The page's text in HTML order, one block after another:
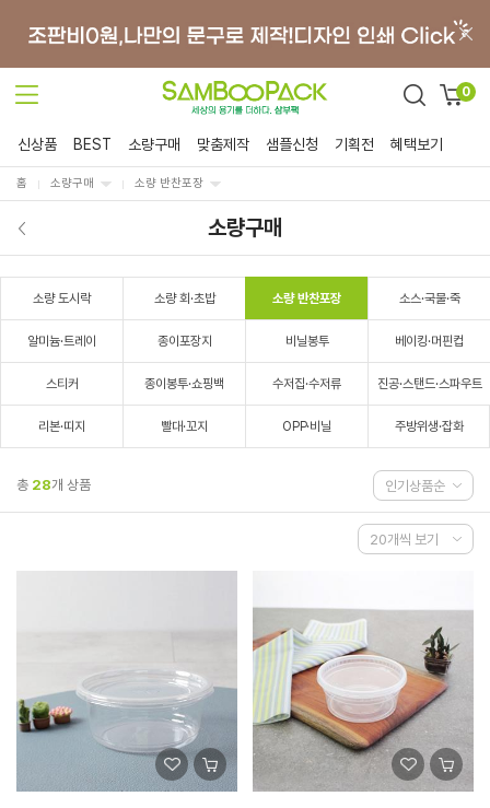
0
신상품 BEST 소량구매 맞춤제작 샘플신청 기획전 혜택보기
홈 소량구매 소량 반찬포장
소량구매
소량 도시락 소량 회·초밥 소량 반찬포장 소스·국물·죽
알미늄·트레이 종이포장지 비닐봉투 베이킹·머핀컵
스티커 종이봉투·쇼핑백 수저집·수저류 진공·스탠드·스파우트
리본·띠지 빨대·꼬지 OPP·비닐 주방위생·잡화
총 28개 상품